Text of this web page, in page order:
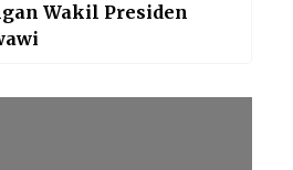
Wakil Presiden